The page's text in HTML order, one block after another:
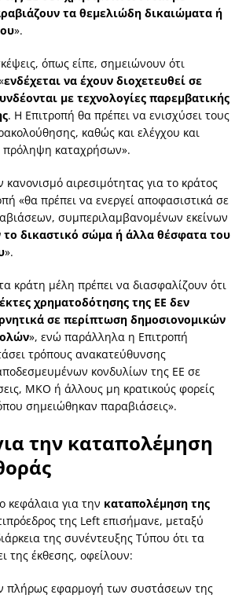
τα θεμελιώδη δικαιώματα ή
».
όπως είπε, σημειώνουν ότι
ενδέχεται να έχουν διοχετευθεί σε
με τεχνολογίες παρεμβατικής
. Η Επιτροπή θα πρέπει να ενισχύσει τους
καθώς και ελέγχου και
πρόληψη καταχρήσων».
αιρεσιμότητας για το κράτος
«θα πρέπει να ενεργεί αποφασιστικά σε
συμπεριλαμβανομένων εκείνων
το δικαστικό σώμα ή άλλα θέσφατα του
».
κράτη μέλη πρέπει να διασφαλίζουν ότι
χρηματοδότησης της ΕΕ δεν
σε περίπτωση δημοσιονομικών
», ενώ παράλληλα η Επιτροπή
τρόπους ανακατεύθυνσης
κονδυλίων της ΕΕ σε
ΜΚΟ ή άλλους μη κρατικούς φορείς
σημειώθηκαν παραβιάσεις».
την καταπολέμηση
κεφάλαια για την καταπολέμηση της
της Left επισήμανε, μεταξύ
της συνέντευξης Τύπου ότι τα
της έκθεσης, οφείλουν:
πλήρως εφαρμογή των συστάσεων της